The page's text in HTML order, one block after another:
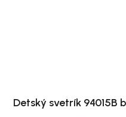
Detský svetrík 94015B